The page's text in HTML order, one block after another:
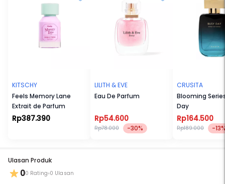
KITSCHY
Feels Memory Lane
Extrait de Parfum
Rp387.390
LILITH & EVE
Eau De Parfum
Rp54.600
Rp78.000 -30%
CRUSITA
Blooming
Day
Rp164.500
Rp189.000 -
Ulasan Produk
00 Rating 0 Ulasan